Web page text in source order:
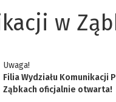
w
Uwaga!
Filia Wydziału Komunikacji
Ząbkach oficjalnie otwarta!